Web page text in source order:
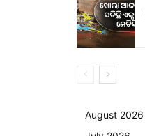
August 2026